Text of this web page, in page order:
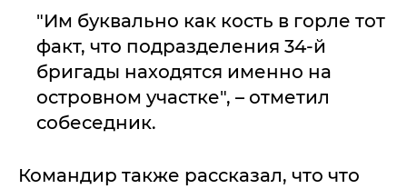
"Им буквально как кость в горле тот
факт, что подразделения 34-й
бригады находятся именно на
островном участке", – отметил
собеседник.
Командир также рассказал, что что